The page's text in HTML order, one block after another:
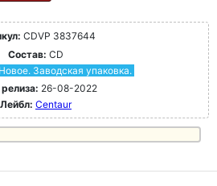
CDVP 3837644
Состав: CD
Новое. Заводская упаковка.
26-08-2022
Лейбл: Centaur